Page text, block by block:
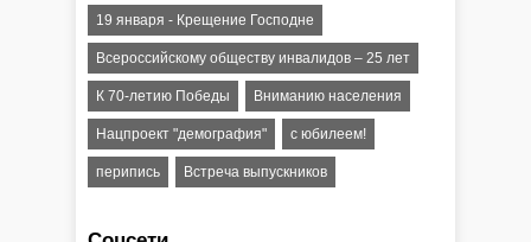
19 января - Крещение Господне
Всероссийскому обществу инвалидов – 25 лет
К 70-летию Победы Вниманию населения
Нацпроект "демография" с юбилеем!
перипись Встреча выпускников